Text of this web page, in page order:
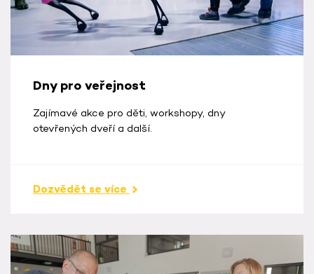
Dny pro veřejnost
Zajímavé akce pro děti, workshopy, dny
otevřených dveří a další.
Dozvědět se více